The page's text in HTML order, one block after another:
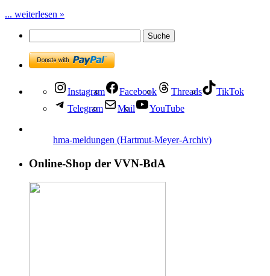
... weiterlesen »
Instagram Facebook Threads
TikTok
Telegram
Mail YouTube
hma-meldungen (Hartmut-Meyer-Archiv)
Online-Shop der VVN-BdA